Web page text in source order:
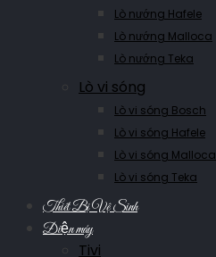
Lò nướng Hafele
Lò nướng Malloca
Lò nướng Teka
Lò vi sóng
Lò vi sóng Bosch
Lò vi sóng Hafele
Lò vi sóng Malloca
Lò vi sóng Teka
Thiết Bị Vệ Sinh
Điện máy
Tivi